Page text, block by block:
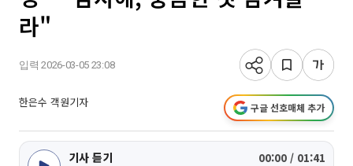
라"
입력 2026-03-05 23:08
한은수 객원기자 구글 선호매체 추가
기사 듣기 00:00 / 01:41